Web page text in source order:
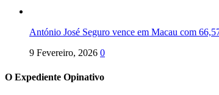
António José Seguro vence em Macau com
9 Fevereiro, 2026 0
O Expediente Opinativo